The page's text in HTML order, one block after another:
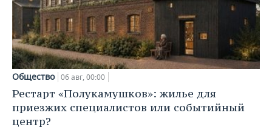
Общество 06 авг, 00:00
Рестарт «Полукамушков»: жилье для
приезжих специалистов или событийный
центр?